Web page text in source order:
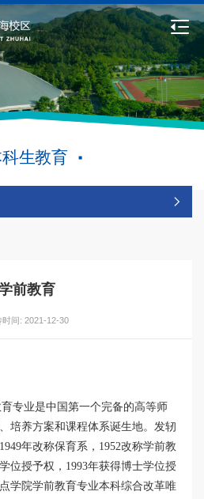
生教育
前教育
时间: 2021-12-30
专业是中国第一个完备的高等师
培养方案和课程体系诞生地。发轫
1949年改称保育系， 1952改称学前教
位授予权， 1993年获得博士学位授
学院学前教育专业本科综合改革唯